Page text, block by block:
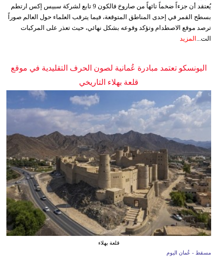
يُعتقد أن جزءاً ضخماً تائهاً من صاروخ فالكون 9 تابع لشركة سبيس إكس ارتطم
بسطح القمر في إحدى المناطق المتوقعة، فيما يترقب العلماء حول العالم صوراً
ترصد موقع الاصطدام وتؤكد وقوعه بشكل نهائي، حيث تعذر على المركبات
الت... المزيد
اليونسكو تعتمد مبادرة عُمانية لصون الحرف التقليدية في موقع
قلعة بهلاء التاريخي
قلعة بهلاء
مسقط - عُمان اليوم